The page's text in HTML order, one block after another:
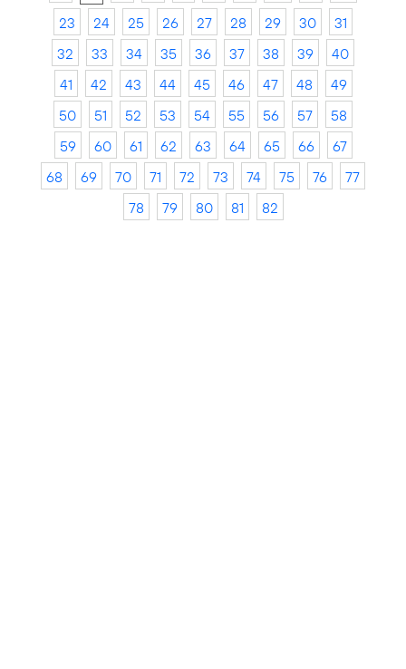
23
24 25 26 27 28 29 30
31
32
33 34 35 36 37 38 39
40
41
42 43 44 45 46 47 48
49
50
51 52 53 54 55 56 57
58
59
60 61 62 63 64 65 66
67
68
69 70 71 72 73 74 75 76
77
78
79 80 81 82